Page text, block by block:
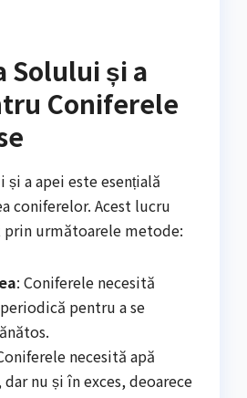
Solului și a
Coniferele
a apei este esențială
coniferelor. Acest lucru
următoarele metode:
: Coniferele necesită
pentru a se
necesită apă
nu și în exces, deoarece